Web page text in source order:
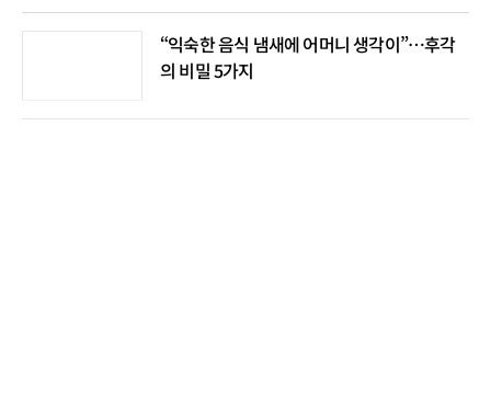
“익숙한 음식 냄새에 어머니 생각이”…후각
의 비밀 5가지